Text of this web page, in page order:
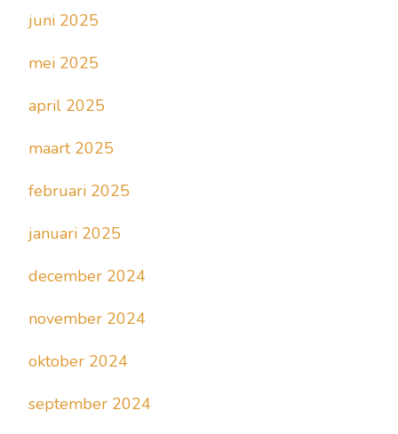
juni 2025
mei 2025
april 2025
maart 2025
februari 2025
januari 2025
december 2024
november 2024
oktober 2024
september 2024